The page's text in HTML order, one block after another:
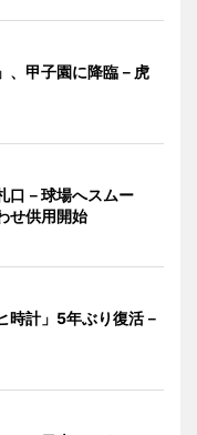
、甲子園に降臨－虎
口－球場へスムー
せ供用開始
時計」5年ぶり復活－